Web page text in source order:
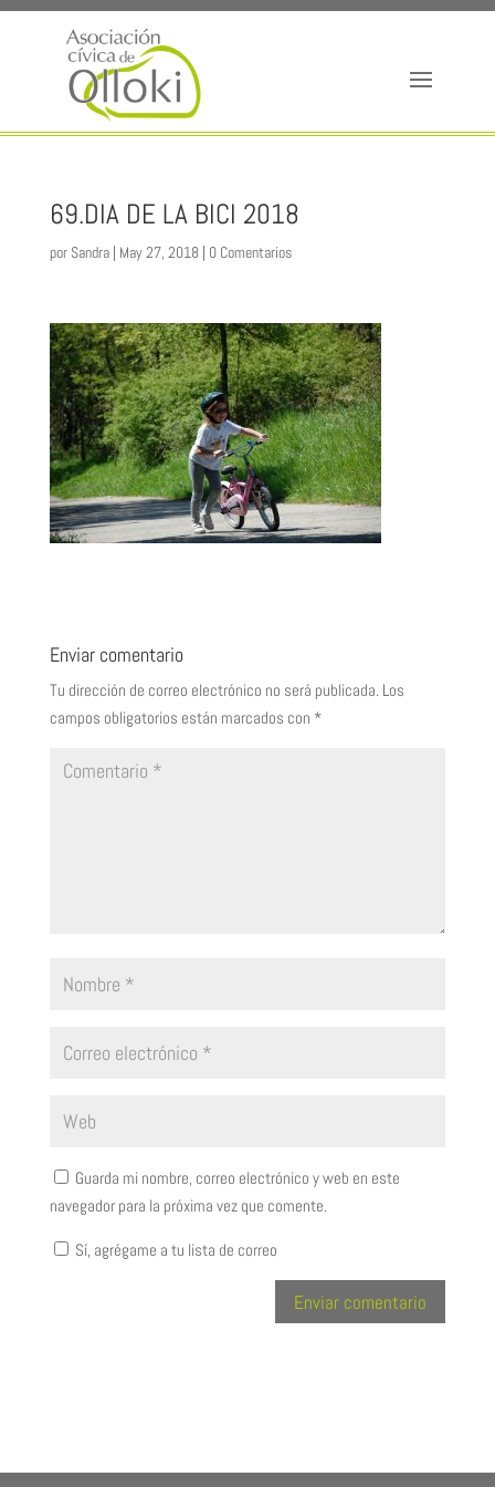
69.DIA DE LA BICI 2018
por Sandra| May 27, 2018| 0 Comentarios
Enviar comentario
Tu dirección de correo electrónico no será publicada. Los
campos obligatorios están marcados con *
Guarda mi nombre, correo electrónico y web en este
navegador para la próxima vez que comente.
Sí, agrégame a tu lista de correo